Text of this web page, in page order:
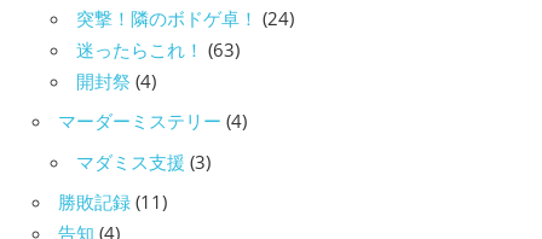
突撃！隣のボドゲ卓！ (24)
迷ったらこれ！ (63)
開封祭 (4)
マーダーミステリー (4)
マダミス支援 (3)
勝敗記録 (11)
告知 (4)